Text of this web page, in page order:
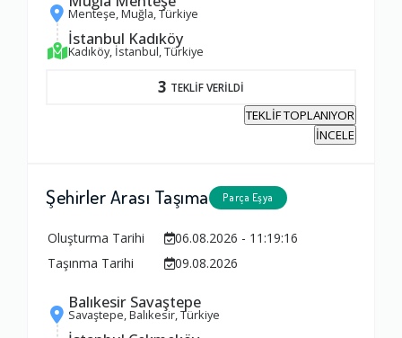
Menteşe, Muğla, Türkiye
İstanbul Kadıköy
Kadıköy, İstanbul, Türkiye
3 TEKLİF VERİLDİ
TEKLİF TOPLANIYOR
İNCELE
Şehirler Arası Taşıma Parça Eşya
Oluşturma Tarihi
06.08.2026 - 11:19:16
Taşınma Tarihi
09.08.2026
Balıkesir Savaştepe
Savaştepe, Balıkesir, Türkiye